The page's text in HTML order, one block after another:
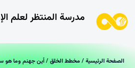
مدرسة المنتظر لعلم
الصفحة الرئیسیة/ مخطط الخلق/ أين جهنم وما هو